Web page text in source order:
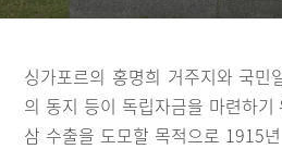
싱가포르의 홍명희 거주지와 국민
의 동지 등이 독립자금을 마련하
삼 수출을 도모할 목적으로 1915